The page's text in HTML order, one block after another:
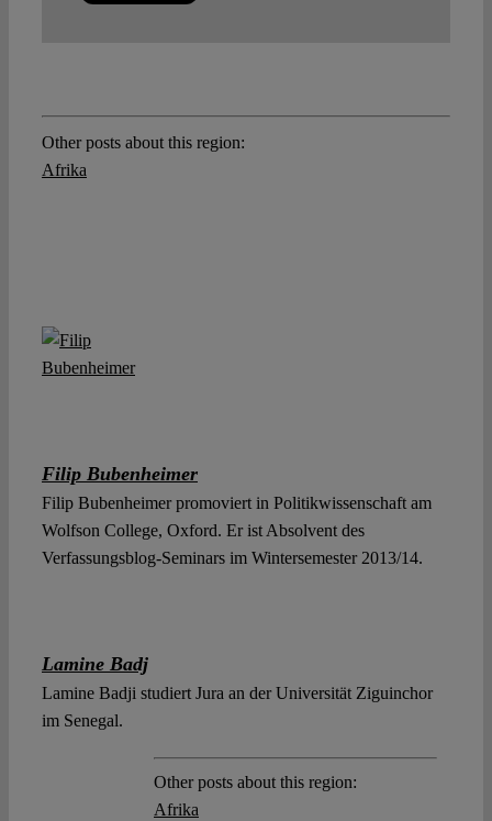
Other posts about this region:
Afrika
Filip Bubenheimer
Filip Bubenheimer promoviert in Politikwissenschaft am
Wolfson College, Oxford. Er ist Absolvent des
Verfassungsblog-Seminars im Wintersemester 2013/14.
Lamine Badj
Lamine Badji studiert Jura an der Universität Ziguinchor
im Senegal.
Other posts about this region:
Afrika